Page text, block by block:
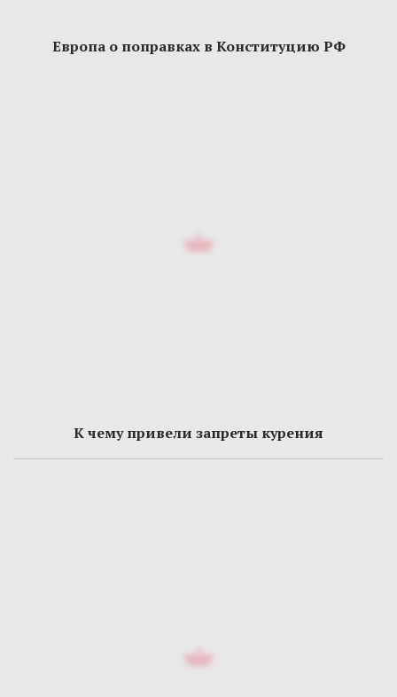
Европа о поправках в Конституцию РФ
К чему привели запреты курения